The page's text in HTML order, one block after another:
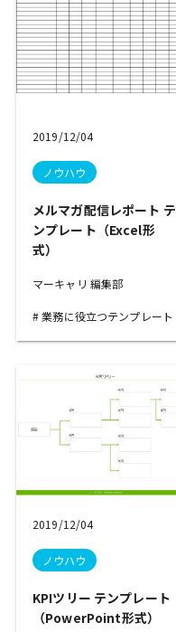
2019/12/04
ノウハウ
メルマガ配信レポート テ
ンプレート（Excel形
式）
マーキャリ 編集部
業務に役立つテンプレート
2019/12/04
ノウハウ
KPIツリー テンプレート
（PowerPoint形式）